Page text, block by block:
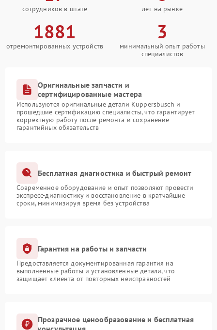
сотрудников в штате лет на рынке
1881
отремонтированных устройств
3
минимальный опыт работы
специалистов
Оригинальные запчасти и
сертифицированные мастера
Используются оригинальные детали Kuppersbusch и
прошедшие сертификацию специалисты, что гарантирует
корректную работу после ремонта и сохранение
гарантийных обязательств
Бесплатная диагностика и быстрый ремонт
Современное оборудование и опыт позволяют провести
экспресс-диагностику и восстановление в кратчайшие
сроки, минимизируя время без устройства
Гарантия на работы и запчасти
Предоставляется документированная гарантия на
выполненные работы и установленные детали, что
защищает клиента от повторных неисправностей
Прозрачное ценообразование и бесплатная